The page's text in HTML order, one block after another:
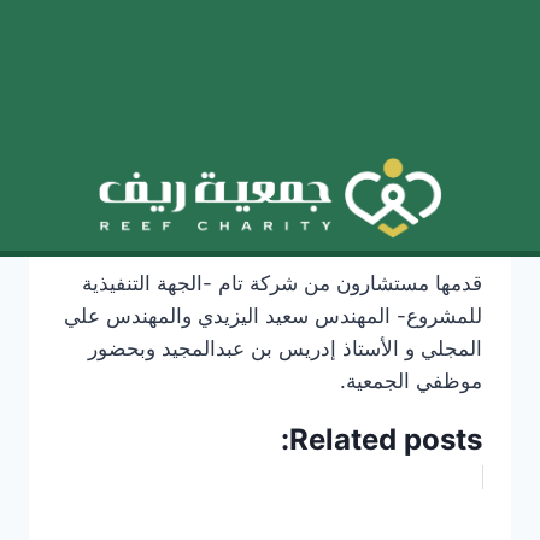
احتضانها الجزئي للبناء المؤسسي الخاص بالجمعية
صباح يوم الأربعاء الموافق 29/10/1442هـ وبحضور
أ. أشواق الخالدي من المؤسسة.
قدمها مستشارون من شركة تام -الجهة التنفيذية
للمشروع- المهندس سعيد اليزيدي والمهندس علي
المجلي و الأستاذ إدريس بن عبدالمجيد وبحضور
موظفي الجمعية.
Related posts: